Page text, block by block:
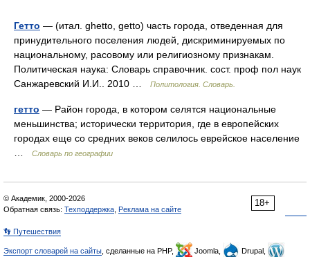
Гетто — (итал. ghetto, getto) часть города, отведенная для
принудительного поселения людей, дискриминируемых по
национальному, расовому или религиозному признакам.
Политическая наука: Словарь справочник. сост. проф пол наук
Санжаревский И.И.. 2010 …
Политология. Словарь.
гетто — Район города, в котором селятся национальные
меньшинства; исторически территория, где в европейских
городах еще со средних веков селилось еврейское население
Словарь по географии
18+
© Академик, 2000-2026
Обратная связь: Техподдержка Реклама на сайте
👣 Путешествия
Экспорт словарей на сайты , сделанные на PHP, Joomla,
Drupal,